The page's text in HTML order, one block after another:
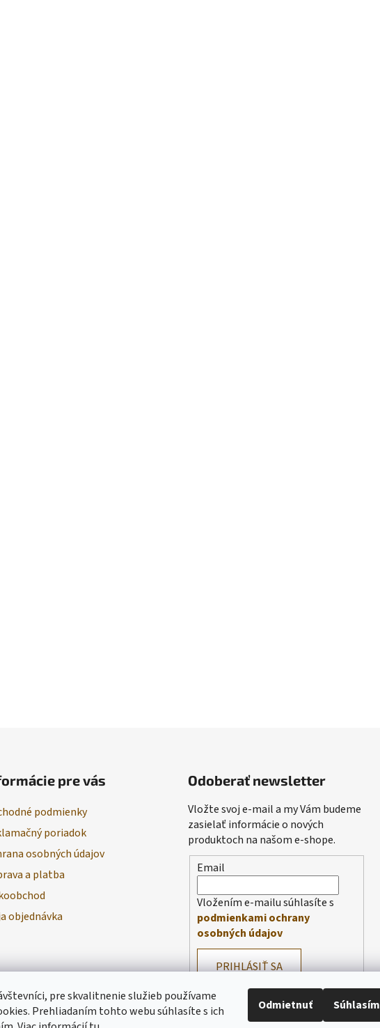
pre skvalitnenie služieb používame
Prehliadaním tohto webu súhlasíte s ich
Odmietnuť Súhlasím
pre vás
podmienky
poriadok
osobných údajov
a platba
objednávka
Odoberať newsletter
Vložte svoj e-mail a my Vám budeme
zasielať informácie o nových
produktoch na našom e-shope.
Email
Vložením e-mailu súhlasíte s
podmienkami ochrany
osobných údajov
PRIHLÁSIŤ SA